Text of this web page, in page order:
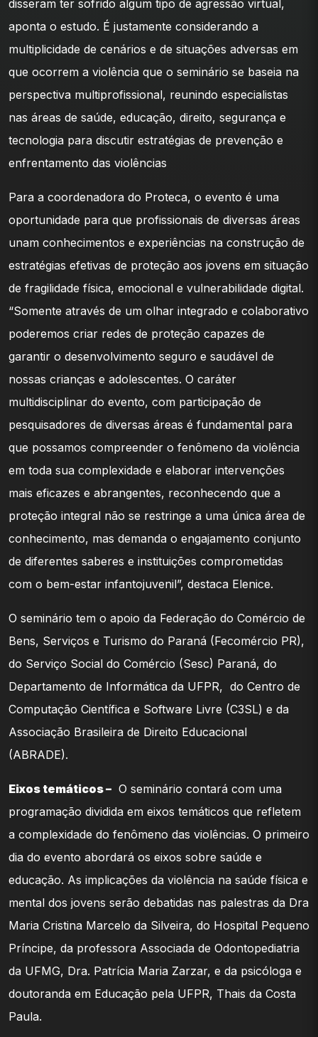
disseram ter sofrido algum tipo de agressão virtual,
aponta o estudo. É justamente considerando a
multiplicidade de cenários e de situações adversas em
que ocorrem a violência que o seminário se baseia na
perspectiva multiprofissional, reunindo especialistas
nas áreas de saúde, educação, direito, segurança e
tecnologia para discutir estratégias de prevenção e
enfrentamento das violências
Para a coordenadora do Proteca, o evento é uma
oportunidade para que profissionais de diversas áreas
unam conhecimentos e experiências na construção de
estratégias efetivas de proteção aos jovens em situação
de fragilidade física, emocional e vulnerabilidade digital.
“Somente através de um olhar integrado e colaborativo
poderemos criar redes de proteção capazes de
garantir o desenvolvimento seguro e saudável de
nossas crianças e adolescentes. O caráter
multidisciplinar do evento, com participação de
pesquisadores de diversas áreas é fundamental para
que possamos compreender o fenômeno da violência
em toda sua complexidade e elaborar intervenções
mais eficazes e abrangentes, reconhecendo que a
proteção integral não se restringe a uma única área de
conhecimento, mas demanda o engajamento conjunto
de diferentes saberes e instituições comprometidas
com o bem-estar infantojuvenil”, destaca Elenice.
O seminário tem o apoio da Federação do Comércio de
Bens, Serviços e Turismo do Paraná (Fecomércio PR),
do Serviço Social do Comércio (Sesc) Paraná, do
Departamento de Informática da UFPR, do Centro de
Computação Científica e Software Livre (C3SL) e da
Associação Brasileira de Direito Educacional
(ABRADE).
Eixos temáticos – O seminário contará com uma
programação dividida em eixos temáticos que refletem
a complexidade do fenômeno das violências. O primeiro
dia do evento abordará os eixos sobre saúde e
educação. As implicações da violência na saúde física e
mental dos jovens serão debatidas nas palestras da Dra
Maria Cristina Marcelo da Silveira, do Hospital Pequeno
Príncipe, da professora Associada de Odontopediatria
da UFMG, Dra. Patrícia Maria Zarzar, e da psicóloga e
doutoranda em Educação pela UFPR, Thais da Costa
Paula.